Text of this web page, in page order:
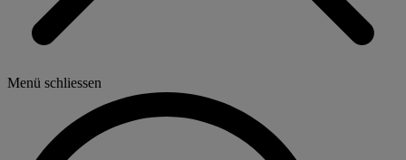
Menü schliessen